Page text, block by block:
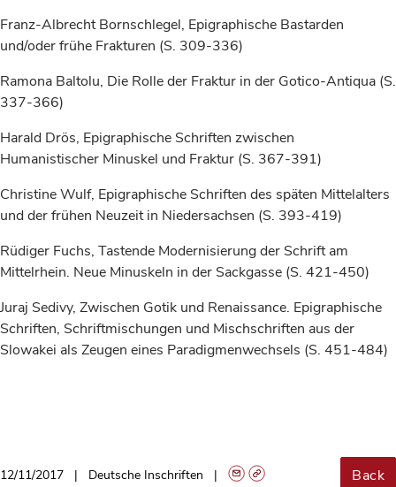
Franz-Albrecht Bornschlegel, Epigraphische Bastarden
und/oder frühe Frakturen (S. 309-336)
Ramona Baltolu, Die Rolle der Fraktur in der Gotico-Antiqua (S.
337-366)
Harald Drös, Epigraphische Schriften zwischen
Humanistischer Minuskel und Fraktur (S. 367-391)
Christine Wulf, Epigraphische Schriften des späten Mittelalters
und der frühen Neuzeit in Niedersachsen (S. 393-419)
Rüdiger Fuchs, Tastende Modernisierung der Schrift am
Mittelrhein. Neue Minuskeln in der Sackgasse (S. 421-450)
Juraj Sedivy, Zwischen Gotik und Renaissance. Epigraphische
Schriften, Schriftmischungen und Mischschriften aus der
Slowakei als Zeugen eines Paradigmenwechsels (S. 451-484)
12/11/2017 Deutsche Inschriften Back